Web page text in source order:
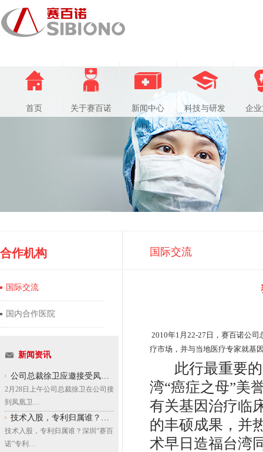
首页 关于赛百诺 新闻中心 科技与研发 企
合作机构
国际交流
国内合作医院
新闻资讯
公司总裁徐卫应邀接受凤…
2月28日上午公司总裁徐卫在公司接
到凤凰卫…
技术入股，专利归属谁？…
技术入股，专利归属谁？深圳“赛百
诺”专利…
国际交流
2010年1月22-27日，赛百诺公
疗市场，并与当地医疗专家就基
此行最重要的
湾“癌症之母”美
有关基因治疗临
的丰硕成果，并
术早日造福台湾